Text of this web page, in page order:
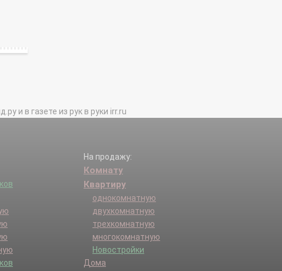
и в газете из рук в руки irr.ru
На продажу:
Комнату
Квартиру
однокомнатную
двухкомнатную
трехкомнатную
многокомнатную
Новостройки
Дома